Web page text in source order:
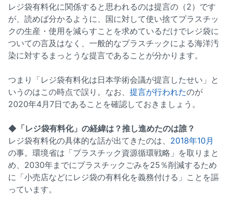
レジ袋有料化に関係すると思われるのは提言の（2）です
が、読めば分かるように、国に対して使い捨てプラスチッ
クの生産・使用を減らすことを求めているだけでレジ袋に
ついての言及はなく、一般的なプラスチックによる海洋汚
染に対するまっとうな提言であることが分かります。
つまり「レジ袋有料化は日本学術会議が提言したせい」と
いうのはこの時点で誤り。なお、 提言が行われたのが
2020年4月7日であることを確認しておきましょう。
◆「レジ袋有料化」の経緯は？推し進めたのは誰？
レジ袋有料化の具体的な話が出てきたのは、 2018年10月
の事。環境省は「プラスチック資源循環戦略」を取りまと
め、2030年までにプラスチックごみを25％削減するため
に「小売店などにレジ袋の有料化を義務付ける」ことを謳
っています。